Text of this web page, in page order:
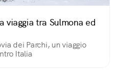
viaggia tra Sulmona ed
dei Parchi, un viaggio
Italia